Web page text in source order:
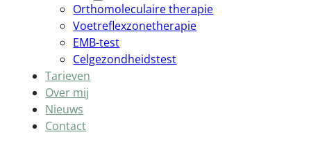
Orthomoleculaire therapie
Voetreflexzonetherapie
EMB-test
Celgezondheidstest
Tarieven
Over mij
Nieuws
Contact